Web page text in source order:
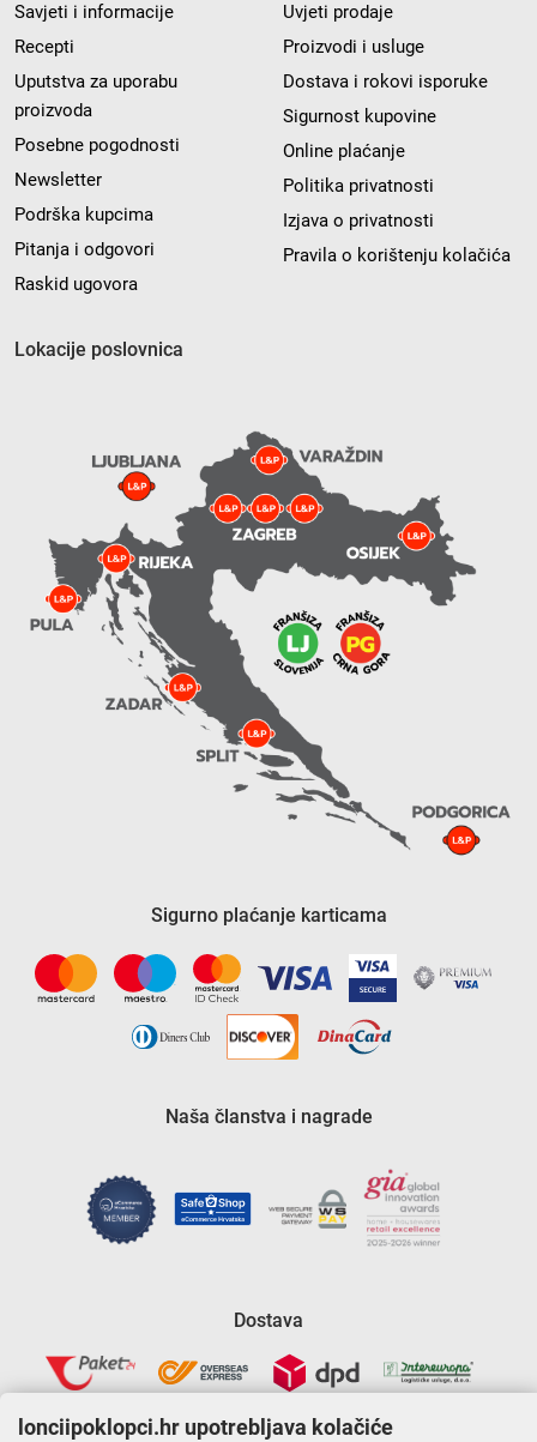
Savjeti i informacije
Recepti
Uputstva za uporabu
proizvoda
Posebne pogodnosti
Newsletter
Podrška kupcima
Pitanja i odgovori
Raskid ugovora
Uvjeti prodaje
Proizvodi i usluge
Dostava i rokovi isporuke
Sigurnost kupovine
Online plaćanje
Politika privatnosti
Izjava o privatnosti
Pravila o korištenju kolačića
Lokacije poslovnica
Sigurno plaćanje karticama
Naša članstva i nagrade
Dostava
lonciipoklopci.hr upotrebljava kolačiće